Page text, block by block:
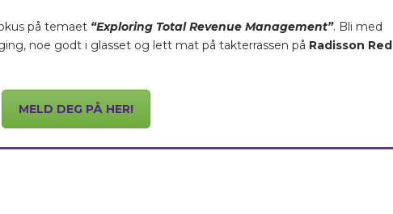
på temaet “Exploring Total Revenue Management”. Bli med
noe godt i glasset og lett mat på takterrassen på Radisson Red
MELD DEG PÅ HER!